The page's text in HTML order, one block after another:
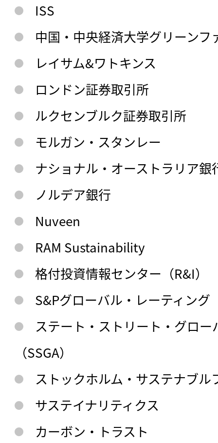
ISS
中国・中央経済大学グリーンフ
レイサム&ワトキンス
ロンドン証券取引所
ルクセンブルク証券取引所
モルガン・スタンレー
ナショナル・オーストラリア銀
ノルデア銀行
Nuveen
RAM Sustainability
格付投資情報センター（R&I）
S&Pグローバル・レーティング
ステート・ストリート・グロ
（SSGA）
ストックホルム・サステナブ
サステイナリティクス
カーボン・トラスト